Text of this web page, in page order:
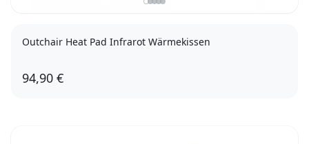
Outchair Heat Pad Infrarot Wärmekissen
94,90 €